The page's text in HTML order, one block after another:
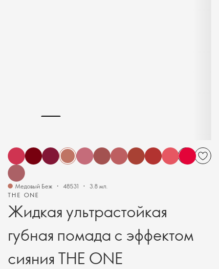
THE ONE
Жидкая ультрастойкая
губная помада с эффектом
сияния THE ONE
Медовый Беж 48531 3.8 мл.